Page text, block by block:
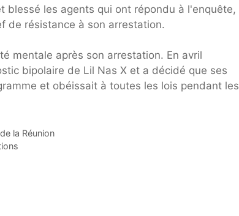
blessé les agents qui ont répondu à l'enquête,
de résistance à son arrestation.
mentale après son arrestation. En avril
bipolaire de Lil Nas X et a décidé que ses
et obéissait à toutes les lois pendant les
la Réunion